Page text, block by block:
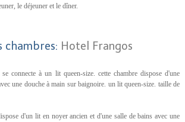
le déjeuner et le dîner.
chambres: Hotel Frangos
connecte à un lit queen-size. cette chambre dispose d'une
une douche à main sur baignoire. un lit queen-size. taille de
d'un lit en noyer ancien et d'une salle de bains avec une